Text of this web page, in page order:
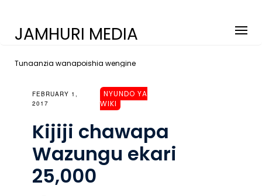
JAMHURI MEDIA
Tunaanzia wanapoishia wengine
FEBRUARY 1,
2017
NYUNDO YA
WIKI
Kijiji chawapa
Wazungu ekari
25,000